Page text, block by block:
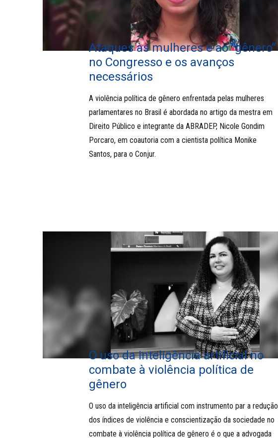
Ataques às mulheres e ao “gênero”
no Congresso e os avanços
necessários
A violência política de gênero enfrentada pelas mulheres
parlamentares no Brasil é abordada no artigo da mestra em
Direito Público e integrante da ABRADEP, Nicole Gondim
Porcaro, em coautoria com a cientista política Monike
Santos, para o Conjur.
O uso da inteligência artificial no
combate à violência política de
gênero
O uso da inteligência artificial com instrumento par a redução
dos índices de violência e conscientização da sociedade no
combate à violência política de gênero é o que a advogada